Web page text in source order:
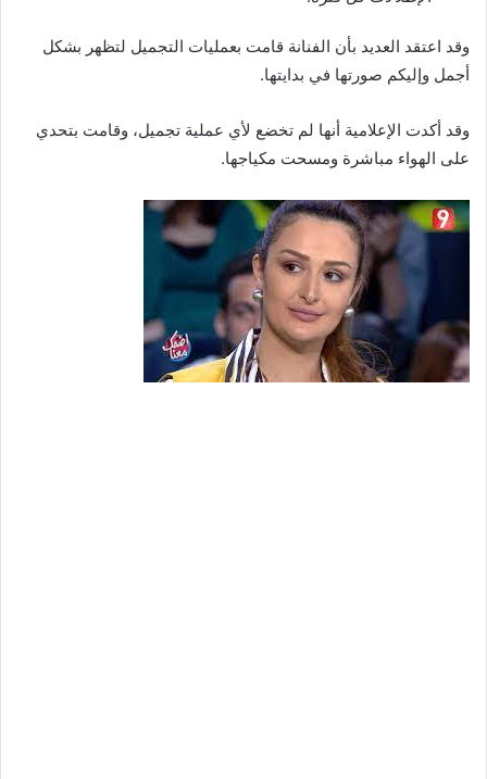
وقد اعتقد العديد بأن الفنانة قامت بعمليات التجميل لتظهر بشكل
أجمل وإليكم صورتها في بدايتها.
وقد أكدت الإعلامية أنها لم تخضع لأي عملية تجميل، وقامت بتحدي
على الهواء مباشرة ومسحت مكياجها.